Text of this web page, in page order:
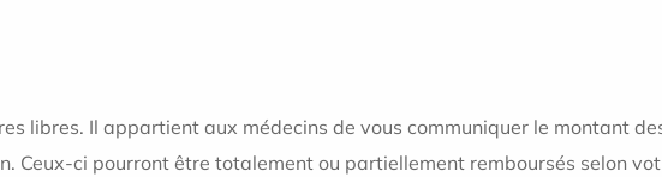
libres. Il appartient aux médecins de vous communiquer le montant
Ceux-ci pourront être totalement ou partiellement remboursés selon